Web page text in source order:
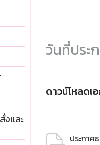
งและ
วันที่ประ
ดาวน์โหลดเ
ประกาศ